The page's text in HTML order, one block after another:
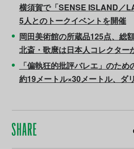
横須賀で「SENSE ISLAND／
5人とのトークイベントを開催
岡田美術館の所蔵品125点、総
北斎・歌麿は日本人コレクター
「偏執狂的批評バレエ」のため
約19メートル×30メートル、ダ